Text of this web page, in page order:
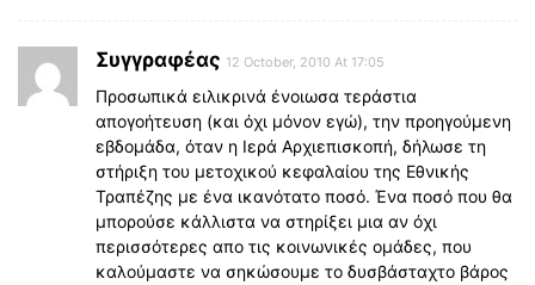
Συγγραφέας 12 October, 2010 At 17:05
Προσωπικά ειλικρινά ένοιωσα τεράστια
απογοήτευση (και όχι μόνον εγώ), την προηγούμενη
εβδομάδα, όταν η Ιερά Αρχιεπισκοπή, δήλωσε τη
στήριξη του μετοχικού κεφαλαίου της Εθνικής
Τραπέζης με ένα ικανότατο ποσό. Ένα ποσό που θα
μπορούσε κάλλιστα να στηρίξει μια αν όχι
περισσότερες απο τις κοινωνικές ομάδες, που
καλούμαστε να σηκώσουμε το δυσβάσταχτο βάρος